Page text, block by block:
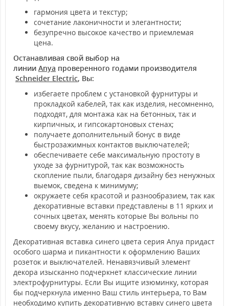
гармония цвета и текстур;
сочетание лаконичности и элегантности;
безупречно высокое качество и приемлемая
цена.
Останавливая свой выбор на
линии Anya проверенного годами производителя
Schneider Electric, Вы:
избегаете проблем с установкой фурнитуры и
прокладкой кабелей, так как изделия, несомненно,
подходят, для монтажа как на бетонных, так и
кирпичных, и гипсокартоновых стенах;
получаете дополнительный бонус в виде
быстрозажимных контактов выключателей;
обеспечиваете себе максимальную простоту в
уходе за фурнитурой, так как возможность
скопление пыли, благодаря дизайну без ненужных
выемок, сведена к минимуму;
окружаете себя красотой и разнообразием, так как
декоративные вставки представлены в 11 ярких и
сочных цветах, менять которые Вы вольны по
своему вкусу, желанию и настроению.
Декоративная вставка синего цвета серия Anya придаст
особого шарма и пикантности к оформлению Ваших
розеток и выключателей. Ненавязчивый элемент
декора изысканно подчеркнет классические линии
электрофурнитуры. Если Вы ищите изюминку, которая
бы подчеркнула именно Ваш стиль интерьера, то Вам
необходимо купить декоративную вставку синего цвета